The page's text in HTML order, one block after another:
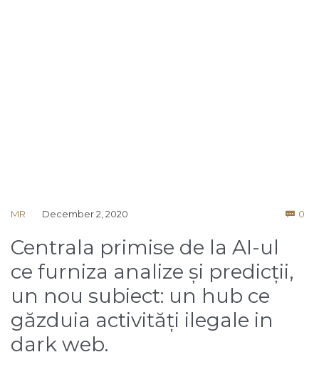
MR December 2, 2020  0
Centrala primise de la AI-ul
ce furniza analize și predicții,
un nou subiect: un hub ce
găzduia activități ilegale in
dark web.